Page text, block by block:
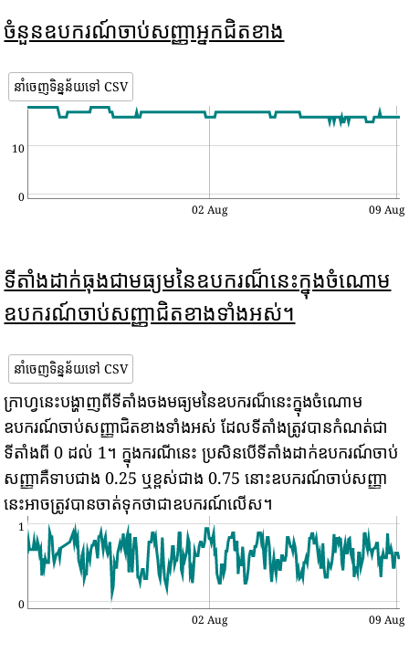
ចំនួនឧបករណ៍ចាប់សញ្ញាអ្នកជិតខាង
នាំចេញទិន្នន័យទៅ CSV
0
10
02 Aug 09 Aug
ទីតាំងដាក់ធុងជាមធ្យមនៃឧបករណ៏នេះក្នុងចំណោម
ឧបករណ៍ចាប់សញ្ញាជិតខាងទាំងអស់។
នាំចេញទិន្នន័យទៅ CSV
ក្រាហ្វនេះបង្ហាញពីទីតាំងចងមធ្យមនៃឧបករណ៏នេះក្នុងចំណោម
ឧបករណ៍ចាប់សញ្ញាជិតខាងទាំងអស់ ដែលទីតាំងត្រូវបានកំណត់ជា
ទីតាំងពី 0 ដល់ 1។ ក្នុងករណីនេះ ប្រសិនបើទីតាំងដាក់ឧបករណ៍ចាប់
សញ្ញាគឺទាបជាង 0.25 ឬខ្ពស់ជាង 0.75 នោះឧបករណ៍ចាប់សញ្ញា
នេះអាចត្រូវបានចាត់ទុកថាជាឧបករណ៍លើស។
0
1
02 Aug 09 Aug